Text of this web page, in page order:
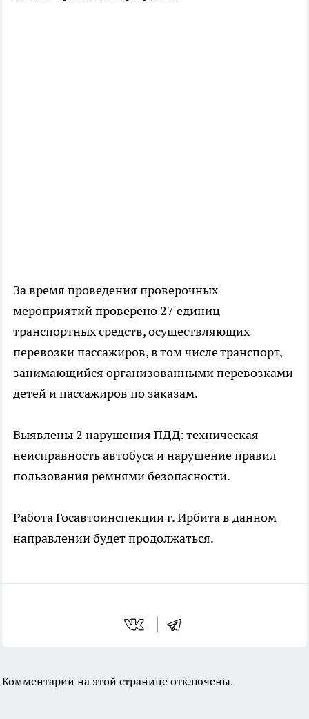
За время проведения проверочных
мероприятий проверено 27 единиц
транспортных средств, осуществляющих
перевозки пассажиров, в том числе транспорт,
занимающийся организованными перевозками
детей и пассажиров по заказам.
Выявлены 2 нарушения ПДД: техническая
неисправность автобуса и нарушение правил
пользования ремнями безопасности.
Работа Госавтоинспекции г. Ирбита в данном
направлении будет продолжаться.
Комментарии на этой странице отключены.